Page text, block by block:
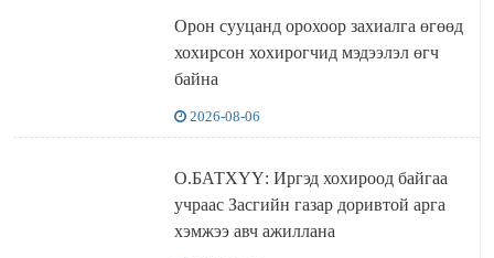
Орон сууцанд орохоор захиалга өгөөд
хохирсон хохирогчид мэдээлэл өгч
байна
2026-08-06
О.БАТХҮҮ: Иргэд хохироод байгаа
учраас Засгийн газар доривтой арга
хэмжээ авч ажиллана